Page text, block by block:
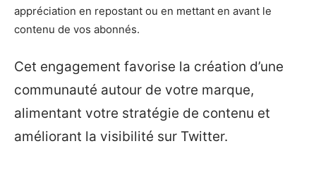
appréciation en repostant ou en mettant en avant le
contenu de vos abonnés.
Cet engagement favorise la création d’une
communauté autour de votre marque,
alimentant votre stratégie de contenu et
améliorant la visibilité sur Twitter.